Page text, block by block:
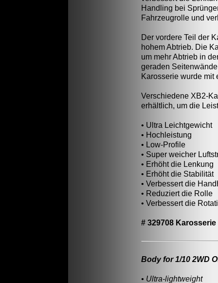
Handling bei
Fahrzeugrolle und
Der vordere Teil der
hohem Abtrieb. Die
um mehr Abtrieb in
geraden
Karosserie wurde mit
Verschiedene XB2-
erhältlich, um die
• Ultra Leichtgewicht
• Hochleistung
• Low-Profile
• Super weicher
• Erhöht die Lenkung
• Erhöht die Stabilität
• Verbessert die
• Reduziert die Rolle
• Verbessert die
# 329708
Body for 1/10 2WD
• Ultra-lightweight